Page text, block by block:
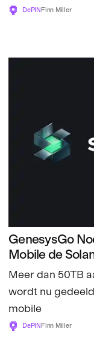
DePIN Finn Miller
GenesysGo
Mobile de
Meer dan 50TB
wordt nu
mobile
DePINFinn Miller